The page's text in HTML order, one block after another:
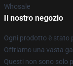
Whosale
Il nostro negozio
Ogni prodotto è stato
Offriamo una vasta
Questi non sono solo